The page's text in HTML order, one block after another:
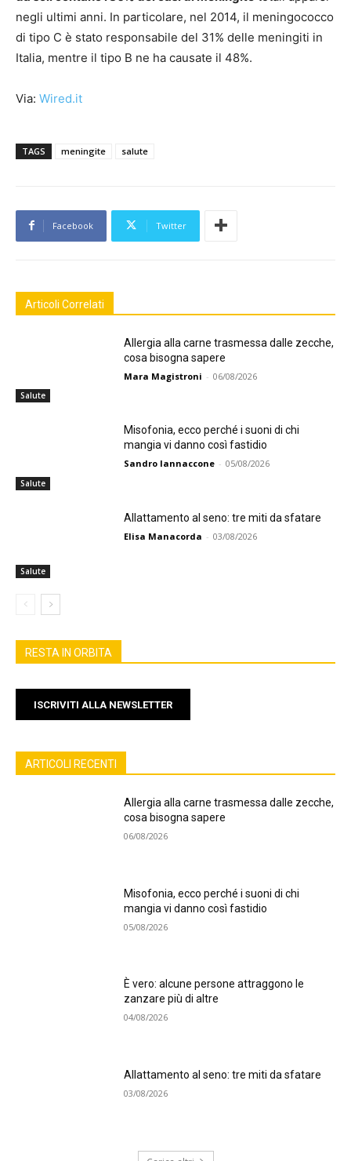
negli ultimi anni. In particolare, nel 2014, il meningococco
di tipo C è stato responsabile del 31% delle meningiti in
Italia, mentre il tipo B ne ha causate il 48%.
Via: Wired.it
TAGS meningite salute
Facebook Twitter
Articoli Correlati
Salute
Allergia alla carne trasmessa dalle zecche,
cosa bisogna sapere
Mara Magistroni - 06/08/2026
Salute
Misofonia, ecco perché i suoni di chi
mangia vi danno così fastidio
Sandro Iannaccone - 05/08/2026
Salute
Allattamento al seno: tre miti da sfatare
Elisa Manacorda - 03/08/2026
RESTA IN ORBITA
ISCRIVITI ALLA NEWSLETTER
ARTICOLI RECENTI
Allergia alla carne trasmessa dalle zecche,
cosa bisogna sapere
06/08/2026
Misofonia, ecco perché i suoni di chi
mangia vi danno così fastidio
05/08/2026
È vero: alcune persone attraggono le
zanzare più di altre
04/08/2026
Allattamento al seno: tre miti da sfatare
03/08/2026